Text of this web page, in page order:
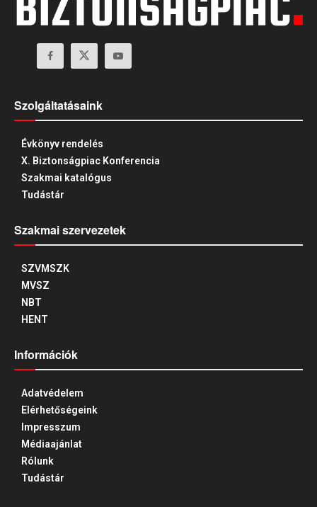
Szolgáltatásaink
Évkönyv rendelés
X. Biztonságpiac Konferencia
Szakmai katalógus
Tudástár
Szakmai szervezetek
SZVMSZK
MVSZ
NBT
HENT
Információk
Adatvédelem
Elérhetőségeink
Impresszum
Médiaajánlat
Rólunk
Tudástár